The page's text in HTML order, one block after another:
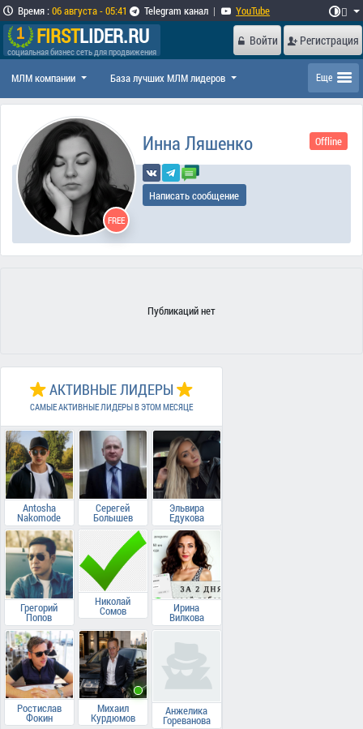
Время:06 августа - 05:41 Telegram канал | YouTube 
FIRSTLIDER.RU
социальная бизнес сеть для продвижения
Войти Регистрация
МЛМ компании База лучших МЛМ лидеров Еще
FREE
Инна Ляшенко Offline
Написать сообщение
Публикаций нет
АКТИВНЫЕ ЛИДЕРЫ
САМЫЕ АКТИВНЫЕ ЛИДЕРЫ В ЭТОМ МЕСЯЦЕ
Antosha
Nakomode
Серегей
Болышев
Эльвира
Едукова
Грегорий
Попов
Николай
Сомов Ирина
Вилкова
Ростислав
Фокин
Михаил
Курдюмов Анжелика
Гореванова